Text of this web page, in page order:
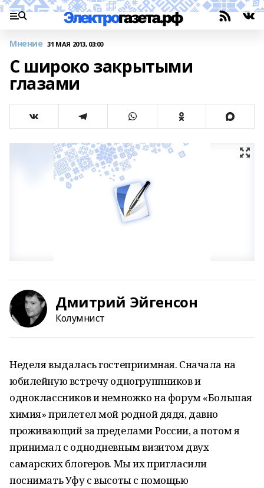
Мнение 31 МАЯ 2013, 03:00
С широко закрытыми
глазами
Дмитрий Эйгенсон
Колумнист
Неделя выдалась гостеприимная. Сначала на
юбилейную встречу одногруппников и
одноклассников и немножко на форум «Большая
химия» прилетел мой родной дядя, давно
проживающий за пределами России, а потом я
принимал с однодневным визитом двух
самарских блогеров. Мы их пригласили
поснимать Уфу с высоты с помощью